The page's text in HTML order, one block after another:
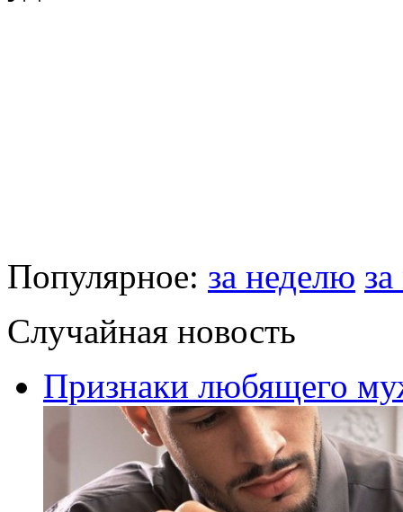
Популярное: за неделю
Случайная новость
Признаки любящего